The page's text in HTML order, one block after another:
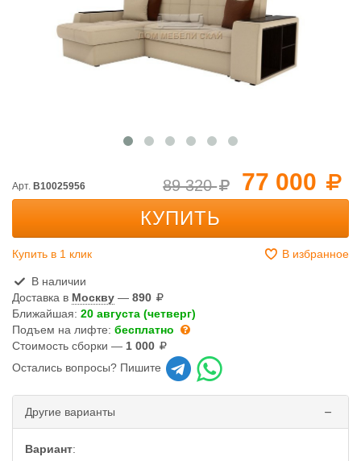
77 000
89 320
Арт. B10025956
КУПИТЬ
Купить в 1 клик В избранное
В наличии
Доставка в Москву — 890
Ближайшая: 20 августа (четверг)
Подъем на лифте: бесплатно
Стоимость сборки — 1 000
Остались вопросы? Пишите
Другие варианты
Вариант: